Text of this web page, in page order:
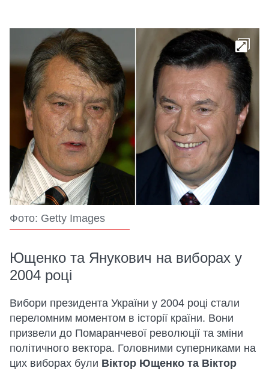
Фото: Getty Images
Ющенко та Янукович на виборах у
2004 році
Вибори президента України у 2004 році стали
переломним моментом в історії країни. Вони
призвели до Помаранчевої революції та зміни
політичного вектора. Головними суперниками на
цих виборах були Віктор Ющенко та Віктор